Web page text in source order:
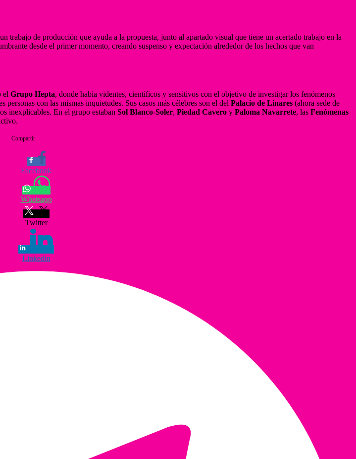
trabajo de producción que ayuda a la propuesta, junto al apartado visual que tiene un acertado trabajo en la
desde el primer momento, creando suspenso y expectación alrededor de los hechos que van
el Grupo Hepta, donde había videntes, científicos y sensitivos con el objetivo de investigar los fenómenos
con las mismas inquietudes. Sus casos más célebres son el del Palacio de Linares (ahora sede de
inexplicables. En el grupo estaban Sol Blanco-Soler, Piedad Cavero y Paloma Navarrete, las Fenómenas
Compartir
Facebook
Whatsapp
Twitter
Linkedin